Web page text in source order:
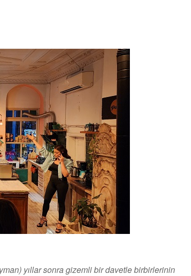
yıllar sonra gizemli bir davetle birbirlerinin
ALTIN KOZA'NIN ONUR ÖDÜLLERİ FERZAN
ÖZPETEK VE VAHİDE PERÇİN'İN